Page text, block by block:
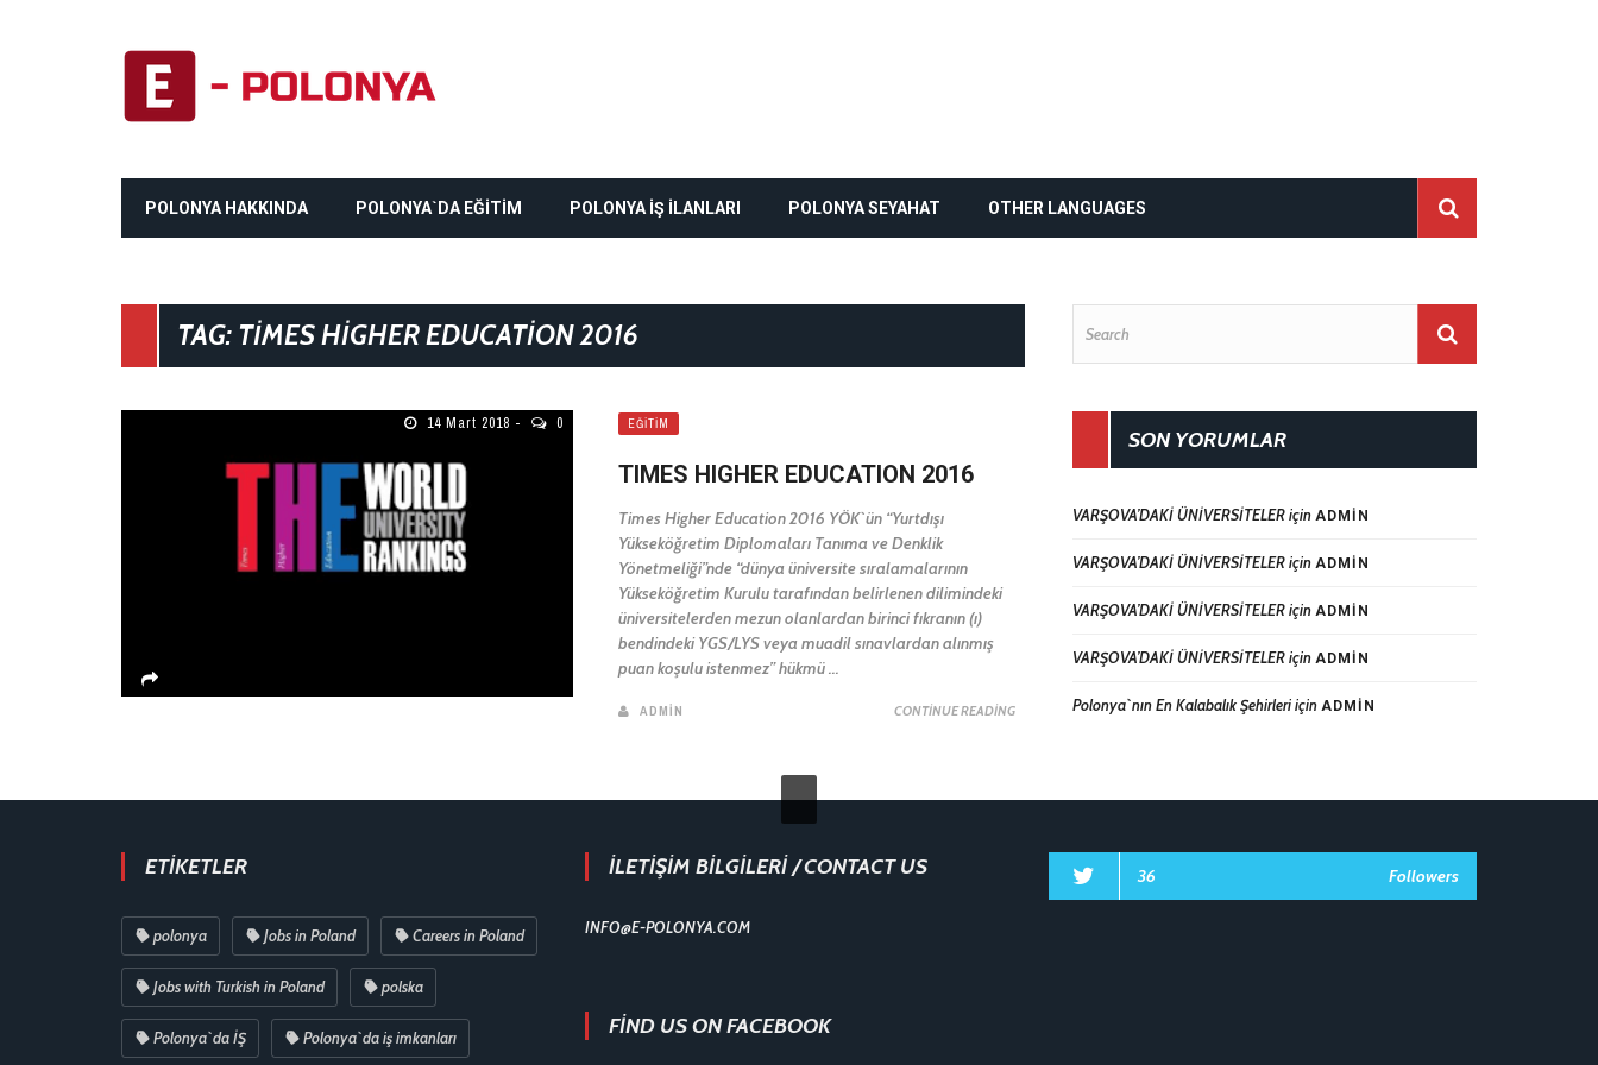
POLONYA HAKKINDA POLONYA`DA EĞİTİM POLONYA İŞ İLANLARI POLONYA SEYAHAT OTHER LANGUAGES
TAG: TIMES HIGHER EDUCATION 2016
14 Mart 2018 0 EĞITIM
TIMES HIGHER EDUCATION 2016
Times Higher Education 2016 YÖK`ün “Yurtdışı
Yükseköğretim Diplomaları Tanıma ve Denklik
Yönetmeliği”nde “dünya üniversite sıralamalarının
Yükseköğretim Kurulu tarafından belirlenen dilimindeki
üniversitelerden mezun olanlardan birinci fıkranın (ı)
bendindeki YGS/LYS veya muadil sınavlardan alınmış
puan koşulu istenmez” hükmü ...
ADMIN CONTINUE READING
SON YORUMLAR
VARŞOVA’DAKİ ÜNİVERSİTELERiçin ADMIN
VARŞOVA’DAKİ ÜNİVERSİTELERiçin ADMIN
VARŞOVA’DAKİ ÜNİVERSİTELERiçin ADMIN
VARŞOVA’DAKİ ÜNİVERSİTELERiçin ADMIN
Polonya`nın En Kalabalık Şehirleriiçin ADMIN
ETIKETLER
polonya Jobs in Poland Careers in Poland
Jobs with Turkish in Poland polska
Polonya`da İŞ Polonya`da iş imkanları
İLETİŞİM BİLGİLERİ / CONTACT US
INFO@E-POLONYA.COM
FIND US ON FACEBOOK
36 Followers